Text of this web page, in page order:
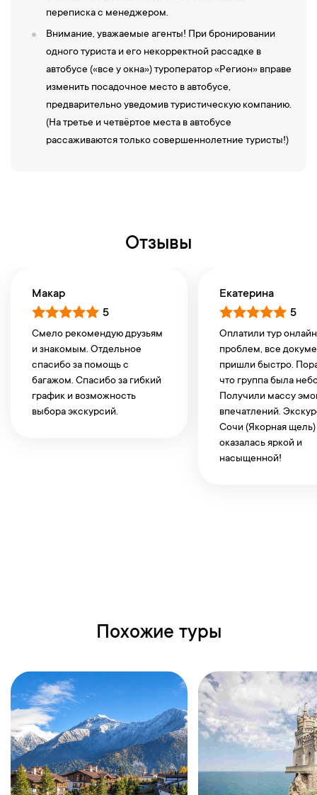
переписка с менеджером.
Внимание, уважаемые агенты! При бронировании
одного туриста и его некорректной рассадке в
автобусе («все у окна») туроператор «Регион» вправе
изменить посадочное место в автобусе,
предварительно уведомив туристическую компанию.
(На третье и четвёртое места в автобусе
рассаживаются только совершеннолетние туристы!)
Отзывы
Макар
5
Смело рекомендую друзьям
и знакомым. Отдельное
спасибо за помощь с
багажом. Спасибо за гибкий
график и возможность
выбора экскурсий.
Екатерина
5
Оплатили тур
проблем, все
пришли быстро.
что группа была
Получили массу
впечатлений.
Сочи (Якорная щель)
оказалась яркой и
насыщенной!
Похожие туры